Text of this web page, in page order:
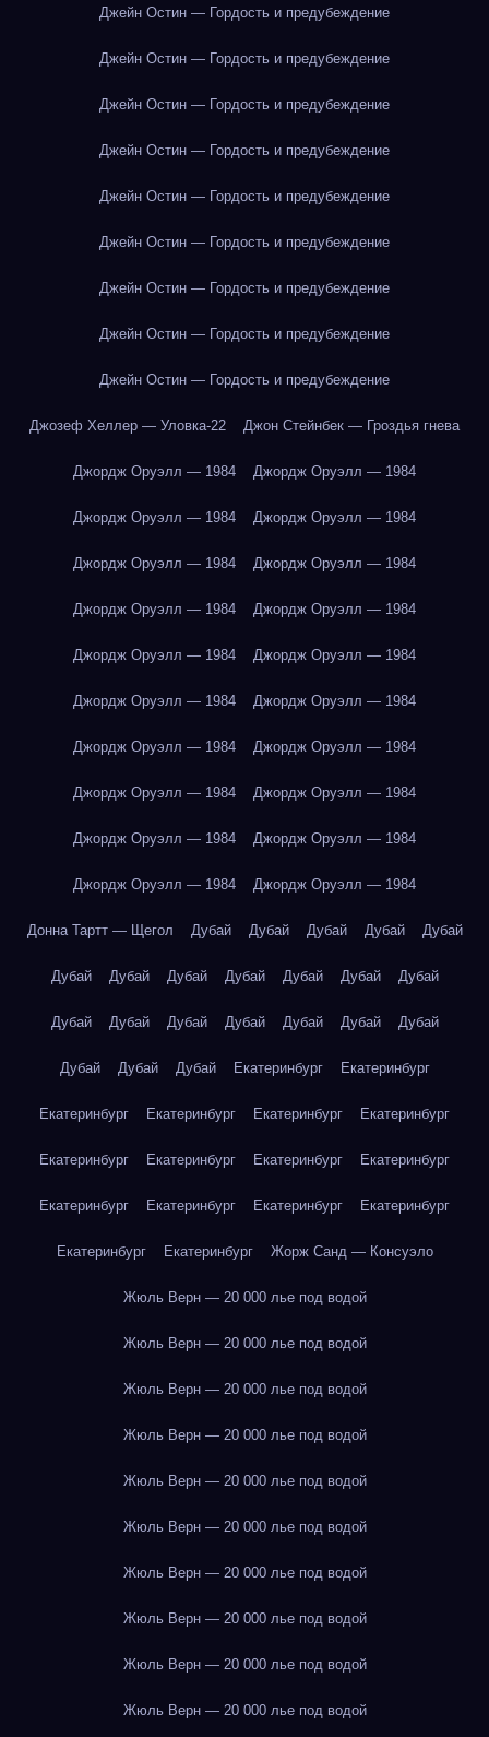
Джейн Остин — Гордость и предубеждение
Джейн Остин — Гордость и предубеждение
Джейн Остин — Гордость и предубеждение
Джейн Остин — Гордость и предубеждение
Джейн Остин — Гордость и предубеждение
Джейн Остин — Гордость и предубеждение
Джейн Остин — Гордость и предубеждение
Джейн Остин — Гордость и предубеждение
Джейн Остин — Гордость и предубеждение
Джозеф Хеллер — Уловка-22 Джон Стейнбек — Гроздья гнева
Джордж Оруэлл — 1984 Джордж Оруэлл — 1984
Джордж Оруэлл — 1984 Джордж Оруэлл — 1984
Джордж Оруэлл — 1984 Джордж Оруэлл — 1984
Джордж Оруэлл — 1984 Джордж Оруэлл — 1984
Джордж Оруэлл — 1984 Джордж Оруэлл — 1984
Джордж Оруэлл — 1984 Джордж Оруэлл — 1984
Джордж Оруэлл — 1984 Джордж Оруэлл — 1984
Джордж Оруэлл — 1984 Джордж Оруэлл — 1984
Джордж Оруэлл — 1984 Джордж Оруэлл — 1984
Джордж Оруэлл — 1984 Джордж Оруэлл — 1984
Донна Тартт — Щегол Дубай Дубай Дубай Дубай Дубай
Дубай Дубай Дубай Дубай Дубай Дубай Дубай
Дубай Дубай Дубай Дубай Дубай Дубай Дубай
Дубай Дубай Дубай Екатеринбург Екатеринбург
Екатеринбург Екатеринбург Екатеринбург Екатеринбург
Екатеринбург Екатеринбург Екатеринбург Екатеринбург
Екатеринбург Екатеринбург Екатеринбург Екатеринбург
Екатеринбург Екатеринбург Жорж Санд — Консуэло
Жюль Верн — 20 000 лье под водой
Жюль Верн — 20 000 лье под водой
Жюль Верн — 20 000 лье под водой
Жюль Верн — 20 000 лье под водой
Жюль Верн — 20 000 лье под водой
Жюль Верн — 20 000 лье под водой
Жюль Верн — 20 000 лье под водой
Жюль Верн — 20 000 лье под водой
Жюль Верн — 20 000 лье под водой
Жюль Верн — 20 000 лье под водой